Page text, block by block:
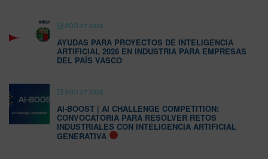
AGO 07 2026
AYUDAS PARA PROYECTOS DE INTELIGENCIA
ARTIFICIAL 2026 EN INDUSTRIA PARA EMPRESAS
DEL PAÍS VASCO
AGO 07 2026
AI-BOOST | AI CHALLENGE COMPETITION:
CONVOCATORIA PARA RESOLVER RETOS
INDUSTRIALES CON INTELIGENCIA ARTIFICIAL
GENERATIVA